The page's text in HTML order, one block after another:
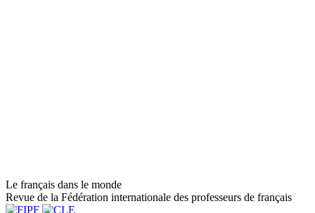
Le français dans le monde
Revue de la Fédération internationale des professeurs de français